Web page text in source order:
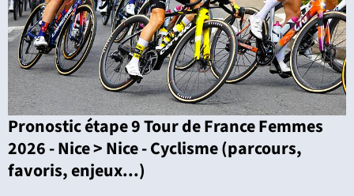
Pronostic étape 9 Tour de France Femmes
2026 - Nice > Nice - Cyclisme (parcours,
favoris, enjeux...)